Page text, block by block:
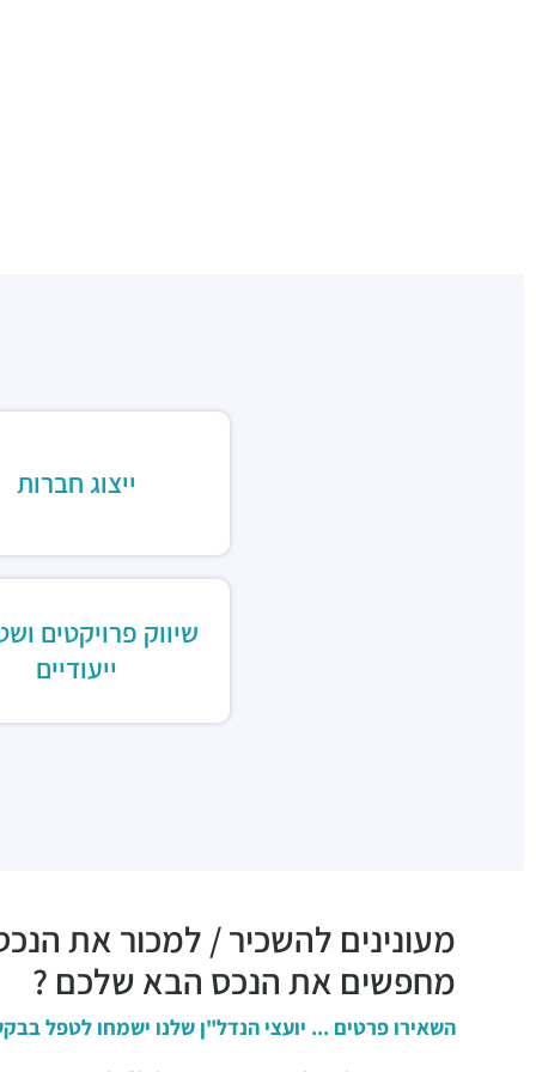
ייצוג חברות
שיווק פרויקטים
ייעודיים
מעונינים להשכיר / למכור את
מחפשים את הנכס הבא שלכם ?
השאירו פרטים ... יועצי הנדל"ן שלנו ישמחו לטפל